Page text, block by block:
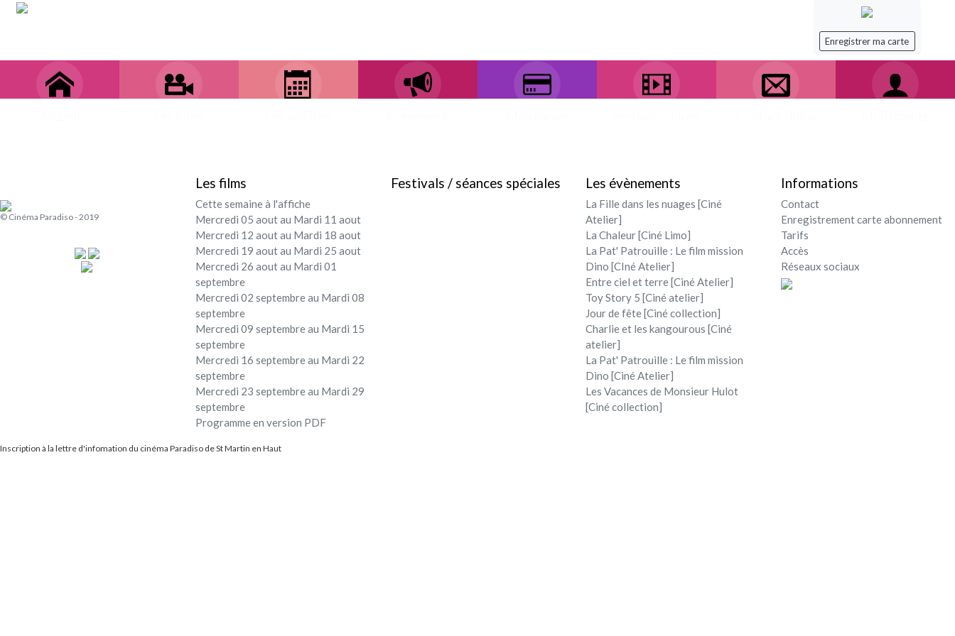
Enregistrer ma carte
© Cinéma Paradiso - 2019
Les films
Cette semaine à l'affiche
Mercredi 05 aout au Mardi 11 aout
Mercredi 12 aout au Mardi 18 aout
Mercredi 19 aout au Mardi 25 aout
Mercredi 26 aout au Mardi 01
septembre
Mercredi 02 septembre au Mardi 08
septembre
Mercredi 09 septembre au Mardi 15
septembre
Mercredi 16 septembre au Mardi 22
septembre
Mercredi 23 septembre au Mardi 29
septembre
Programme en version PDF
Festivals / séances spéciales Les évènements
La Fille dans les nuages [Ciné
Atelier]
La Chaleur [Ciné Limo]
La Pat' Patrouille : Le film mission
Dino [CIné Atelier]
Entre ciel et terre [Ciné Atelier]
Toy Story 5 [Ciné atelier]
Jour de fête [Ciné collection]
Charlie et les kangourous [Ciné
atelier]
La Pat' Patrouille : Le film mission
Dino [Ciné Atelier]
Les Vacances de Monsieur Hulot
[Ciné collection]
Informations
Contact
Enregistrement carte abonnement
Tarifs
Accès
Réseaux sociaux
Inscription à la lettre d'infomation du cinéma Paradiso de St Martin en Haut